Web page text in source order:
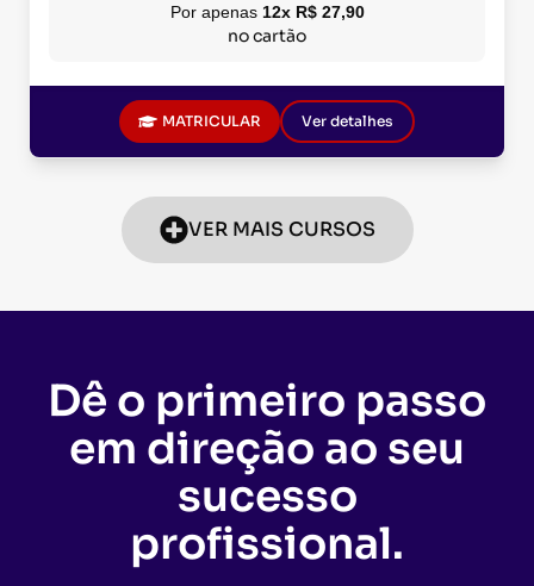
Por apenas 12x R$ 27,90
no cartão
MATRICULAR Ver detalhes
VER MAIS CURSOS
Dê o primeiro passo
em direção ao seu
sucesso
profissional.